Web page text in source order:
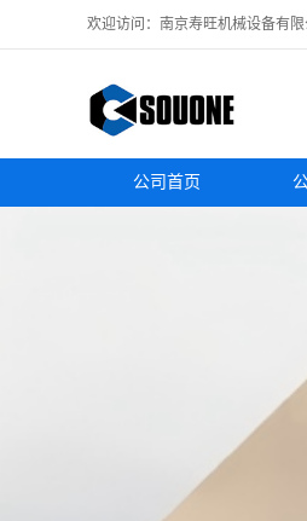
欢迎访问：南京寿旺机械设备有限
公司首页